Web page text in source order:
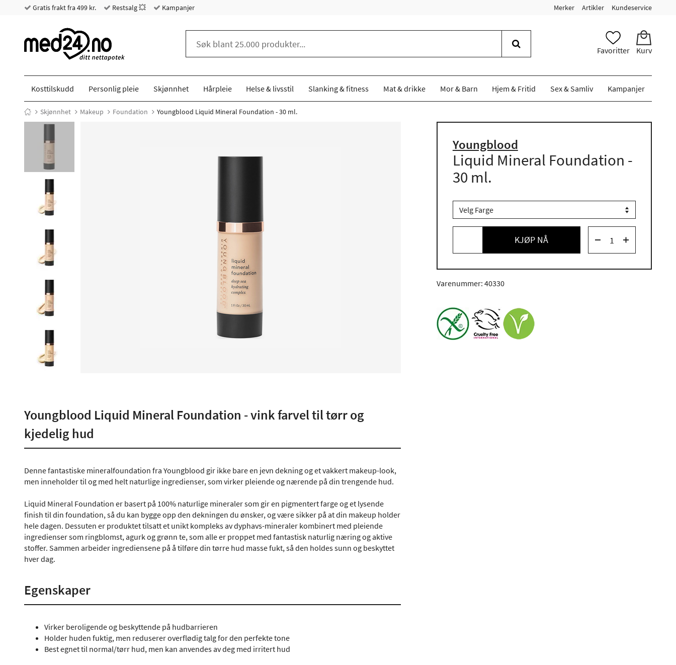
Gratis frakt fra 499 kr. Restsalg 💥 Kampanjer Merker Artikler Kundeservice
Favoritter Kurv
Kosttilskudd Personlig pleie Skjønnhet Hårpleie Helse & livsstil Slanking & fitness Mat & drikke Mor & Barn Hjem & Fritid Sex & Samliv Kampanjer
Skjønnhet Makeup Foundation Youngblood Liquid Mineral Foundation - 30 ml.
Youngblood
Liquid Mineral Foundation -
30 ml.
KJØP NÅ
Varenummer: 40330
Youngblood Liquid Mineral Foundation - vink farvel til tørr og
kjedelig hud
Denne fantastiske mineralfoundation fra Youngblood gir ikke bare en jevn dekning og et vakkert makeup-look,
men inneholder til og med helt naturlige ingredienser, som virker pleiende og nærende på din trengende hud.
Liquid Mineral Foundation er basert på 100% naturlige mineraler som gir en pigmentert farge og et lysende
finish til din foundation, så du kan bygge opp den dekningen du ønsker, og være sikker på at din makeup holder
hele dagen. Dessuten er produktet tilsatt et unikt kompleks av dyphavs-mineraler kombinert med pleiende
ingredienser som ringblomst, agurk og grønn te, som alle er proppet med fantastisk naturlig næring og aktive
stoffer. Sammen arbeider ingrediensene på å tilføre din tørre hud masse fukt, så den holdes sunn og beskyttet
hver dag.
Egenskaper
Virker beroligende og beskyttende på hudbarrieren
Holder huden fuktig, men reduserer overflødig talg for den perfekte tone
Best egnet til normal/tørr hud, men kan anvendes av deg med irritert hud